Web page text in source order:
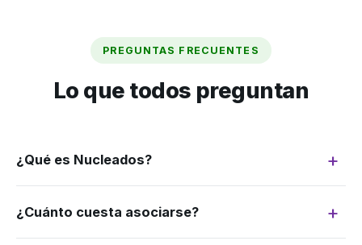
PREGUNTAS FRECUENTES
Lo que todos preguntan
¿Qué es Nucleados?
demanda de muchos productores para
negociar como si fuéramos uno solo. Más
¿Cuánto cuesta asociarse?